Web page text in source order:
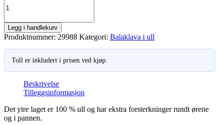
antallLegg i handlekurv
Produktnummer: 29988 Kategori: Balaklava i ull
Toll er inkludert i prisen ved kjøp.
Beskrivelse
Tilleggsinformasjon
Det ytre laget er 100 % ull og har ekstra forsterkninger rundt ørene
og i pannen.